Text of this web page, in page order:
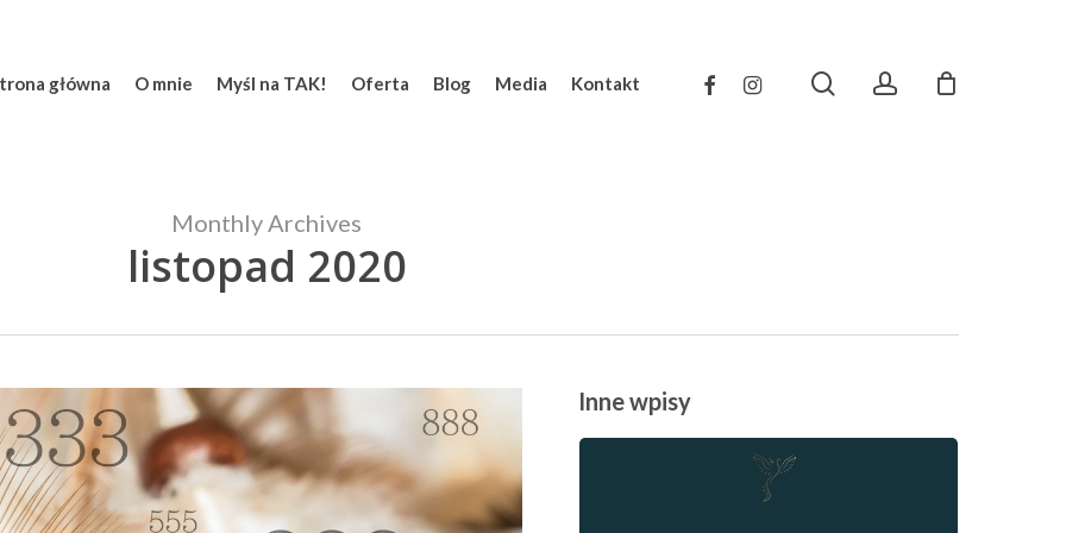
główna O mnie Myśl na TAK! Oferta Blog Media Kontakt facebookinstagram searchaccount
Monthly Archives
listopad 2020
Inne wpisy